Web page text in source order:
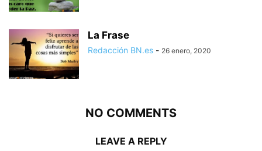
La Frase
Redacción BN.es - 26 enero, 2020
NO COMMENTS
LEAVE A REPLY